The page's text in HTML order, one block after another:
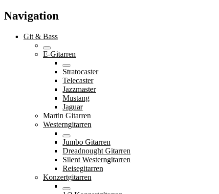
Navigation
Git & Bass
E-Gitarren
Stratocaster
Telecaster
Jazzmaster
Mustang
Jaguar
Martin Gitarren
Westerngitarren
Jumbo Gitarren
Dreadnought Gitarren
Silent Westerngitarren
Reisegitarren
Konzertgitarren